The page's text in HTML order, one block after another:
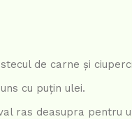
de carne și
cu puțin ulei.
ras deasupra pentru